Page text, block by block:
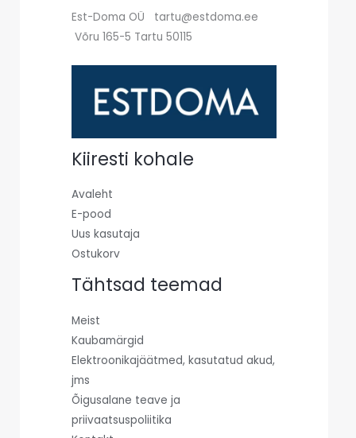
Est-Doma OÜ tartu@estdoma.ee
Võru 165-5 Tartu 50115
Kiiresti kohale
Avaleht
E-pood
Uus kasutaja
Ostukorv
Tähtsad teemad
Meist
Kaubamärgid
Elektroonikajäätmed, kasutatud akud,
jms
Õigusalane teave ja
priivaatsuspoliitika